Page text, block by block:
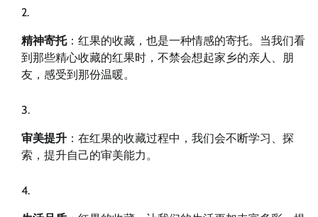
精神寄托：红果的收藏，也是一种情感的寄托。当我们看
到那些精心收藏的红果时，不禁会想起家乡的亲人、朋
友，感受到那份温暖。
审美提升 ：在红果的收藏过程中，我们会不断学习、探
索，提升自己的审美能力。